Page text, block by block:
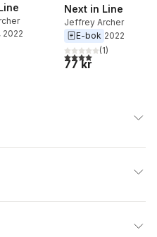
, 2022
Next in Line
Jeffrey Archer
E-bok 2022
4,0utav 5 stjärnor.
(1)
77 kr